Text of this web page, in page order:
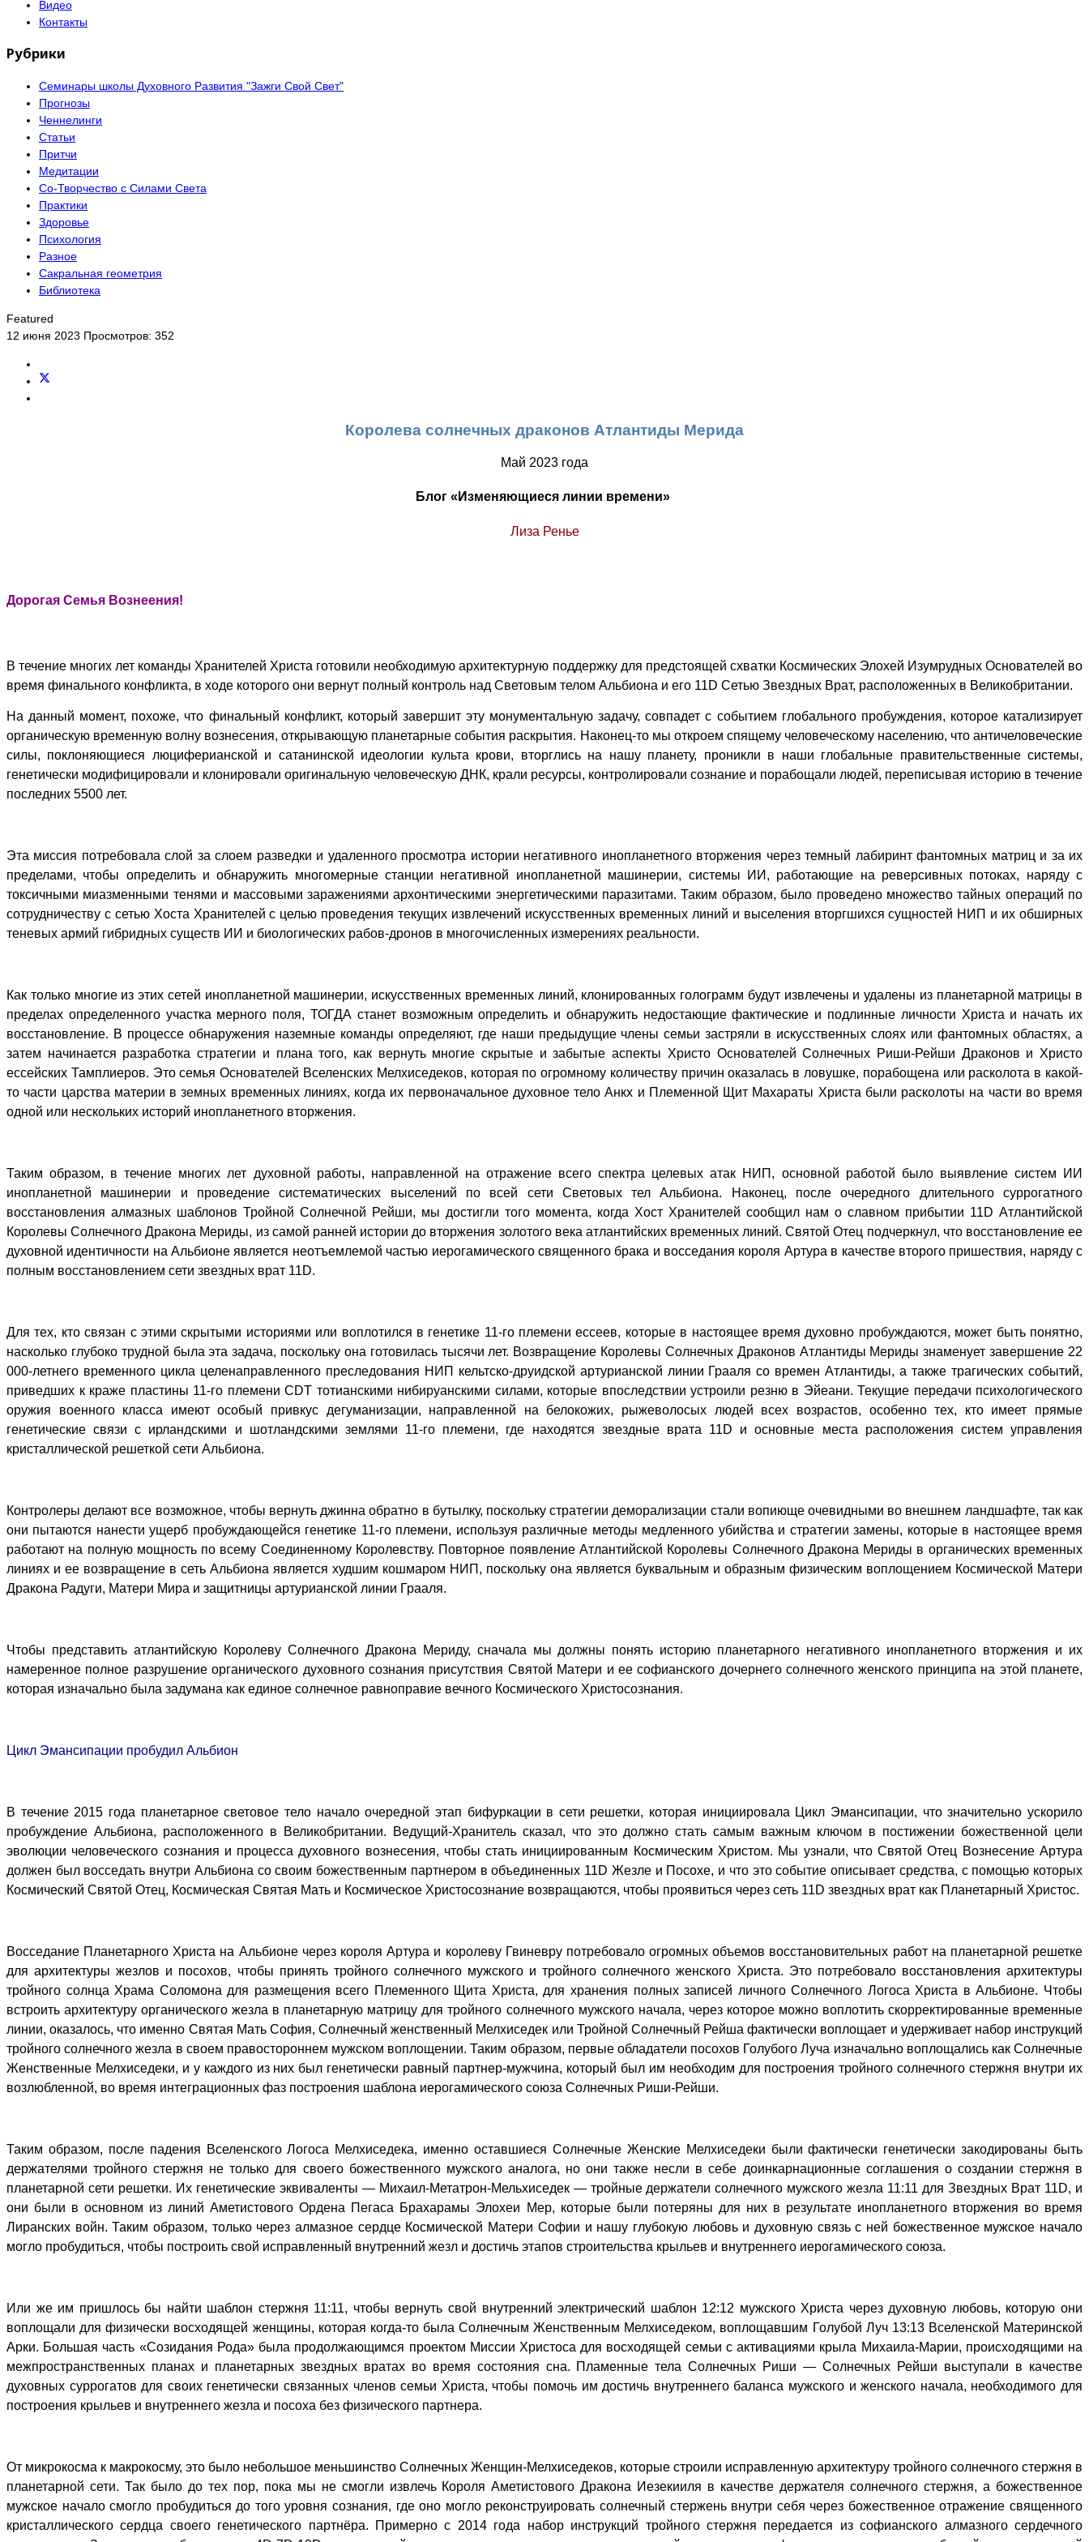
Видео
Контакты
Рубрики
Семинары школы Духовного Развития "Зажги Свой Свет"
Прогнозы
Ченнелинги
Статьи
Притчи
Медитации
Со-Творчество с Силами Света
Практики
Здоровье
Психология
Разное
Сакральная геометрия
Библиотека
Featured
12 июня 2023 Просмотров: 352
Королева солнечных драконов Атлантиды Мерида
Май 2023 года
Блог «Изменяющиеся линии времени»
Лиза Ренье
Дорогая Семья Вознеения!
В течение многих лет команды Хранителей Христа готовили необходимую архитектурную поддержку для предстоящей схватки Космических Элохей Изумрудных Основателей во
время финального конфликта, в ходе которого они вернут полный контроль над Световым телом Альбиона и его 11D Сетью Звездных Врат, расположенных в Великобритании.
На данный момент, похоже, что финальный конфликт, который завершит эту монументальную задачу, совпадет с событием глобального пробуждения, которое катализирует
органическую временную волну вознесения, открывающую планетарные события раскрытия. Наконец-то мы откроем спящему человеческому населению, что античеловеческие
силы, поклоняющиеся люциферианской и сатанинской идеологии культа крови, вторглись на нашу планету, проникли в наши глобальные правительственные системы,
генетически модифицировали и клонировали оригинальную человеческую ДНК, крали ресурсы, контролировали сознание и порабощали людей, переписывая историю в течение
последних 5500 лет.
Эта миссия потребовала слой за слоем разведки и удаленного просмотра истории негативного инопланетного вторжения через темный лабиринт фантомных матриц и за их
пределами, чтобы определить и обнаружить многомерные станции негативной инопланетной машинерии, системы ИИ, работающие на реверсивных потоках, наряду с
токсичными миазменными тенями и массовыми заражениями архонтическими энергетическими паразитами. Таким образом, было проведено множество тайных операций по
сотрудничеству с сетью Хоста Хранителей с целью проведения текущих извлечений искусственных временных линий и выселения вторгшихся сущностей НИП и их обширных
теневых армий гибридных существ ИИ и биологических рабов-дронов в многочисленных измерениях реальности.
Как только многие из этих сетей инопланетной машинерии, искусственных временных линий, клонированных голограмм будут извлечены и удалены из планетарной матрицы в
пределах определенного участка мерного поля, ТОГДА станет возможным определить и обнаружить недостающие фактические и подлинные личности Христа и начать их
восстановление. В процессе обнаружения наземные команды определяют, где наши предыдущие члены семьи застряли в искусственных слоях или фантомных областях, а
затем начинается разработка стратегии и плана того, как вернуть многие скрытые и забытые аспекты Христо Основателей Солнечных Риши-Рейши Драконов и Христо
ессейских Тамплиеров. Это семья Основателей Вселенских Мелхиседеков, которая по огромному количеству причин оказалась в ловушке, порабощена или расколота в какой-
то части царства материи в земных временных линиях, когда их первоначальное духовное тело Анкх и Племенной Щит Махараты Христа были расколоты на части во время
одной или нескольких историй инопланетного вторжения.
Таким образом, в течение многих лет духовной работы, направленной на отражение всего спектра целевых атак НИП, основной работой было выявление систем ИИ
инопланетной машинерии и проведение систематических выселений по всей сети Световых тел Альбиона. Наконец, после очередного длительного суррогатного
восстановления алмазных шаблонов Тройной Солнечной Рейши, мы достигли того момента, когда Хост Хранителей сообщил нам о славном прибытии 11D Атлантийской
Королевы Солнечного Дракона Мериды, из самой ранней истории до вторжения золотого века атлантийских временных линий. Святой Отец подчеркнул, что восстановление ее
духовной идентичности на Альбионе является неотъемлемой частью иерогамического священного брака и восседания короля Артура в качестве второго пришествия, наряду с
полным восстановлением сети звездных врат 11D.
Для тех, кто связан с этими скрытыми историями или воплотился в генетике 11-го племени ессеев, которые в настоящее время духовно пробуждаются, может быть понятно,
насколько глубоко трудной была эта задача, поскольку она готовилась тысячи лет. Возвращение Королевы Солнечных Драконов Атлантиды Мериды знаменует завершение 22
000-летнего временного цикла целенаправленного преследования НИП кельтско-друидской артурианской линии Грааля со времен Атлантиды, а также трагических событий,
приведших к краже пластины 11-го племени CDT тотианскими нибируанскими силами, которые впоследствии устроили резню в Эйеани. Текущие передачи психологического
оружия военного класса имеют особый привкус дегуманизации, направленной на белокожих, рыжеволосых людей всех возрастов, особенно тех, кто имеет прямые
генетические связи с ирландскими и шотландскими землями 11-го племени, где находятся звездные врата 11D и основные места расположения систем управления
кристаллической решеткой сети Альбиона.
Контролеры делают все возможное, чтобы вернуть джинна обратно в бутылку, поскольку стратегии деморализации стали вопиюще очевидными во внешнем ландшафте, так как
они пытаются нанести ущерб пробуждающейся генетике 11-го племени, используя различные методы медленного убийства и стратегии замены, которые в настоящее время
работают на полную мощность по всему Соединенному Королевству. Повторное появление Атлантийской Королевы Солнечного Дракона Мериды в органических временных
линиях и ее возвращение в сеть Альбиона является худшим кошмаром НИП, поскольку она является буквальным и образным физическим воплощением Космической Матери
Дракона Радуги, Матери Мира и защитницы артурианской линии Грааля.
Чтобы представить атлантийскую Королеву Солнечного Дракона Мериду, сначала мы должны понять историю планетарного негативного инопланетного вторжения и их
намеренное полное разрушение органического духовного сознания присутствия Святой Матери и ее софианского дочернего солнечного женского принципа на этой планете,
которая изначально была задумана как единое солнечное равноправие вечного Космического Христосознания.
Цикл Эмансипации пробудил Альбион
В течение 2015 года планетарное световое тело начало очередной этап бифуркации в сети решетки, которая инициировала Цикл Эмансипации, что значительно ускорило
пробуждение Альбиона, расположенного в Великобритании. Ведущий-Хранитель сказал, что это должно стать самым важным ключом в постижении божественной цели
эволюции человеческого сознания и процесса духовного вознесения, чтобы стать инициированным Космическим Христом. Мы узнали, что Святой Отец Вознесение Артура
должен был восседать внутри Альбиона со своим божественным партнером в объединенных 11D Жезле и Посохе, и что это событие описывает средства, с помощью которых
Космический Святой Отец, Космическая Святая Мать и Космическое Христосознание возвращаются, чтобы проявиться через сеть 11D звездных врат как Планетарный Христос.
Восседание Планетарного Христа на Альбионе через короля Артура и королеву Гвиневру потребовало огромных объемов восстановительных работ на планетарной решетке
для архитектуры жезлов и посохов, чтобы принять тройного солнечного мужского и тройного солнечного женского Христа. Это потребовало восстановления архитектуры
тройного солнца Храма Соломона для размещения всего Племенного Щита Христа, для хранения полных записей личного Солнечного Логоса Христа в Альбионе. Чтобы
встроить архитектуру органического жезла в планетарную матрицу для тройного солнечного мужского начала, через которое можно воплотить скорректированные временные
линии, оказалось, что именно Святая Мать София, Солнечный женственный Мелхиседек или Тройной Солнечный Рейша фактически воплощает и удерживает набор инструкций
тройного солнечного жезла в своем правостороннем мужском воплощении. Таким образом, первые обладатели посохов Голубого Луча изначально воплощались как Солнечные
Женственные Мелхиседеки, и у каждого из них был генетически равный партнер-мужчина, который был им необходим для построения тройного солнечного стержня внутри их
возлюбленной, во время интеграционных фаз построения шаблона иерогамического союза Солнечных Риши-Рейши.
Таким образом, после падения Вселенского Логоса Мелхиседека, именно оставшиеся Солнечные Женские Мелхиседеки были фактически генетически закодированы быть
держателями тройного стержня не только для своего божественного мужского аналога, но они также несли в себе доинкарнационные соглашения о создании стержня в
планетарной сети решетки. Их генетические эквиваленты — Михаил-Метатрон-Мельхиседек — тройные держатели солнечного мужского жезла 11:11 для Звездных Врат 11D, и
они были в основном из линий Аметистового Ордена Пегаса Брахарамы Элохеи Мер, которые были потеряны для них в результате инопланетного вторжения во время
Лиранских войн. Таким образом, только через алмазное сердце Космической Матери Софии и нашу глубокую любовь и духовную связь с ней божественное мужское начало
могло пробудиться, чтобы построить свой исправленный внутренний жезл и достичь этапов строительства крыльев и внутреннего иерогамического союза.
Или же им пришлось бы найти шаблон стержня 11:11, чтобы вернуть свой внутренний электрический шаблон 12:12 мужского Христа через духовную любовь, которую они
воплощали для физически восходящей женщины, которая когда-то была Солнечным Женственным Мелхиседеком, воплощавшим Голубой Луч 13:13 Вселенской Материнской
Арки. Большая часть «Созидания Рода» была продолжающимся проектом Миссии Христоса для восходящей семьи с активациями крыла Михаила-Марии, происходящими на
межпространственных планах и планетарных звездных вратах во время состояния сна. Пламенные тела Солнечных Риши — Солнечных Рейши выступали в качестве
духовных суррогатов для своих генетически связанных членов семьи Христа, чтобы помочь им достичь внутреннего баланса мужского и женского начала, необходимого для
построения крыльев и внутреннего жезла и посоха без физического партнера.
От микрокосма к макрокосму, это было небольшое меньшинство Солнечных Женщин-Мелхиседеков, которые строили исправленную архитектуру тройного солнечного стержня в
планетарной сети. Так было до тех пор, пока мы не смогли извлечь Короля Аметистового Дракона Иезекииля в качестве держателя солнечного стержня, а божественное
мужское начало смогло пробудиться до того уровня сознания, где оно могло реконструировать солнечный стержень внутри себя через божественное отражение священного
кристаллического сердца своего генетического партнёра. Примерно с 2014 года набор инструкций тройного стержня передается из софианского алмазного сердечного